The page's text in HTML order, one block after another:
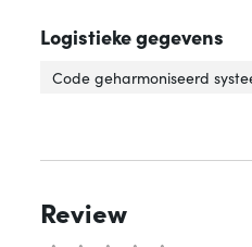
Logistieke gegevens
Code geharmoniseerd
Review